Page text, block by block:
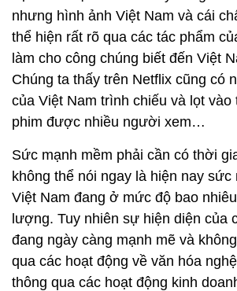
nhưng hình ảnh Việt Nam và cái
thể hiện rất rõ qua các tác phẩm
làm cho công chúng biết đến Việt
Chúng ta thấy trên Netflix cũng có
của Việt Nam trình chiếu và lọt vào
phim được nhiều người xem…
Sức mạnh mềm phải cần có thời
không thể nói ngay là hiện nay sức
Việt Nam đang ở mức độ bao
lượng. Tuy nhiên sự hiện diện của
đang ngày càng mạnh mẽ và
qua các hoạt động về văn hóa
thông qua các hoạt động kinh